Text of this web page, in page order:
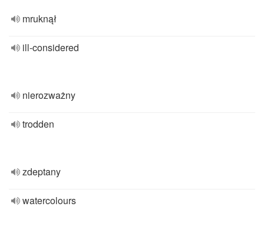
mruknął
ill-considered
nierozważny
trodden
zdeptany
watercolours